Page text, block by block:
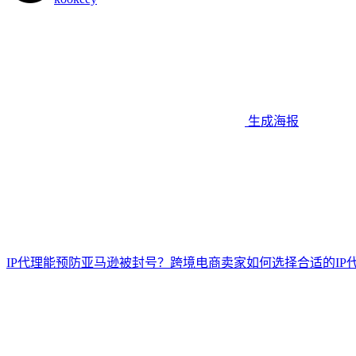
生成海报
IP代理能预防亚马逊被封号？跨境电商卖家如何选择合适的IP